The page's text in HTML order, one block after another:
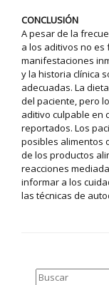
CONCLUSIÓN
A pesar de la
a los aditivos no
manifestaciones
y la historia clínica
adecuadas. La
del paciente, pero
aditivo culpable en
reportados. Los
posibles alimentos
de los productos
reacciones
informar a los
las técnicas de